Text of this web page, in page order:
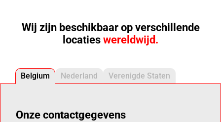
Wij zijn beschikbaar op verschillende
locaties wereldwijd.
Belgium Nederland Verenigde Staten
Onze contactgegevens